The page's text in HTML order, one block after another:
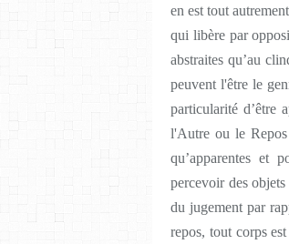
en est tout
qui libère par
abstraites qu’au
peuvent l'être le
particularité d’être
l'Autre ou le
qu’apparentes et
percevoir des
du jugement par
repos, tout corps